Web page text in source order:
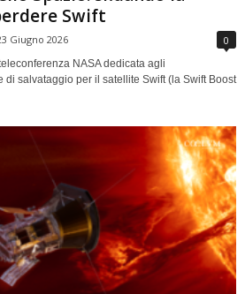
Swift
Giugno 2026 0
NASA dedicata agli
salvataggio per il satellite Swift (la Swift Boost